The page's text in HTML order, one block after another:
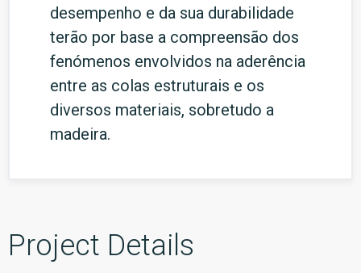
desempenho e da sua durabilidade
terão por base a compreensão dos
fenómenos envolvidos na aderência
entre as colas estruturais e os
diversos materiais, sobretudo a
madeira.
Project Details